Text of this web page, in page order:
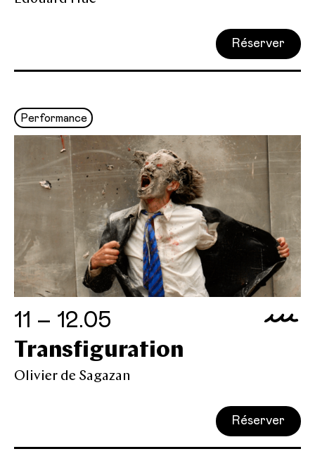
Réserver
Performance
11 – 12.05
Transfiguration
Olivier de Sagazan
Réserver